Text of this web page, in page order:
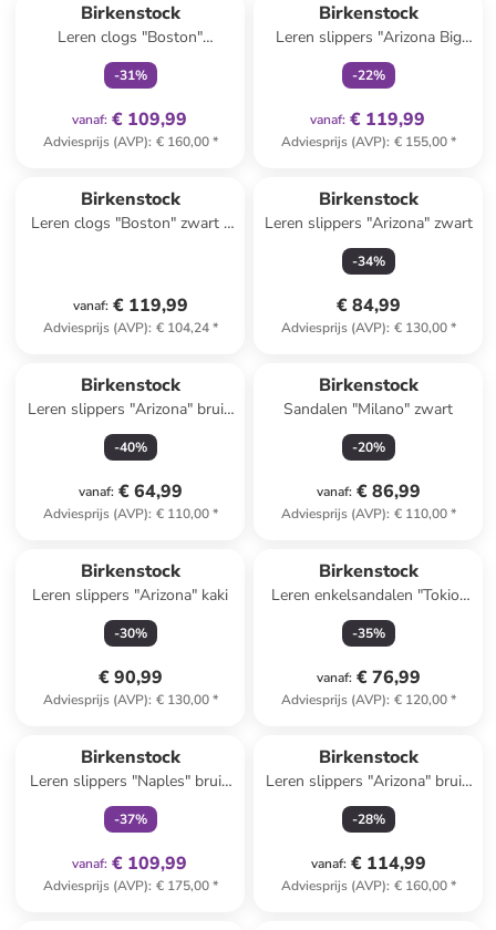
Birkenstock
Leren clogs "Boston"
lichtbruin
-31%
vanaf: € 109,99
Adviesprijs (AVP): € 160,00*
Birkenstock
Leren slippers "Arizona Big
Buckle" beige
-22%
vanaf: € 119,99
Adviesprijs (AVP): € 155,00*
Birkenstock
Leren clogs "Boston" zwart -
vanaf: € 119,99
Adviesprijs (AVP): € 104,24*
Birkenstock
Leren slippers "Arizona" zwart
-34%
€ 84,99
Adviesprijs (AVP): € 130,00*
Birkenstock
Leren slippers "Arizona" bruin
- wijdte S
-40%
vanaf: € 64,99
Adviesprijs (AVP): € 110,00*
Birkenstock
Sandalen "Milano" zwart
-20%
vanaf: € 86,99
Adviesprijs (AVP): € 110,00*
Birkenstock
Leren slippers "Arizona" kaki
-30%
€ 90,99
Adviesprijs (AVP): € 130,00*
Birkenstock
Leren enkelsandalen "Tokio"
donkerblauw - wijdte S
-35%
vanaf: € 76,99
Adviesprijs (AVP): € 120,00*
Birkenstock
Leren slippers "Naples" bruin
- wijdte S
-37%
vanaf: € 109,99
Adviesprijs (AVP): € 175,00*
Birkenstock
Leren slippers "Arizona" bruin
- wijdte S
-28%
vanaf: € 114,99
Adviesprijs (AVP): € 160,00*